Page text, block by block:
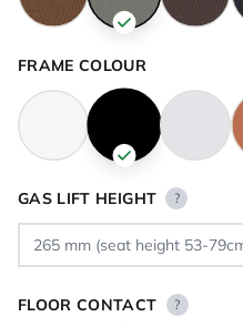
FRAME COLOUR
GAS LIFT HEIGHT ?
FLOOR CONTACT ?